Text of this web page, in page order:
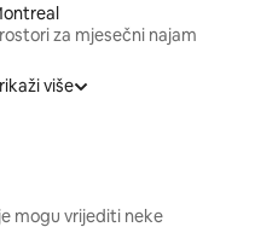
za mjesečni najam
više
mogu vrijediti neke